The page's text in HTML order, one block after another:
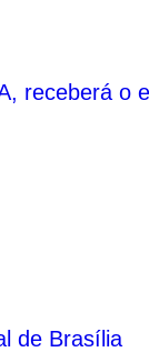
receberá o
de Brasília